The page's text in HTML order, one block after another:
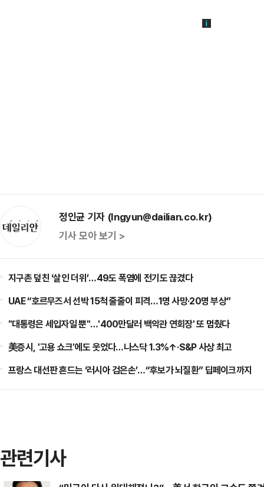
정인균 기자 (Ingyun@dailian.co.kr)
기사 모아 보기 >
지구촌 덮친 ‘살인 더위’…49도 폭염에 전기도 끊겼다
UAE “호르무즈서 선박 15척 줄줄이 피격…1명 사망·20명 부상”
"대통령은 세입자일 뿐"…'400만달러 백악관 연회장' 또 멈췄다
美증시, '고용 쇼크'에도 웃었다…나스닥 1.3%↑·S&P 사상 최고
프랑스 대선판 흔드는 ‘러시아 검은손’…“후보가 뇌질환” 딥페이크까지
관련기사